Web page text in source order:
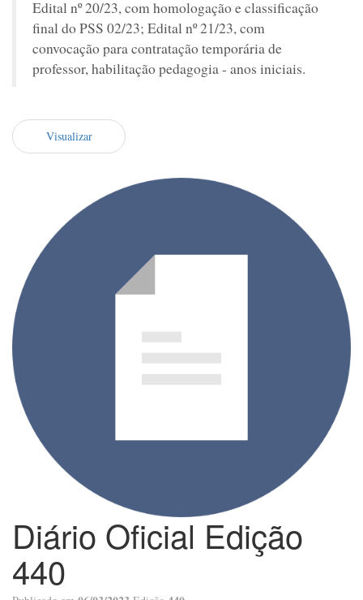
Edital nº 20/23, com homologação e classificação
final do PSS 02/23; Edital nº 21/23, com
convocação para contratação temporária de
professor, habilitação pedagogia - anos iniciais.
Visualizar
Diário Oficial Edição
440